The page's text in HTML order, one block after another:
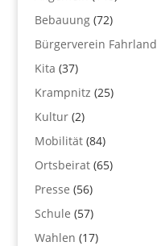
Bebauung(72)
Bürgerverein Fahrland
Kita (37)
Krampnitz (25)
Kultur(2)
Mobilität(84)
Ortsbeirat(65)
Presse (56)
Schule (57)
Wahlen (17)